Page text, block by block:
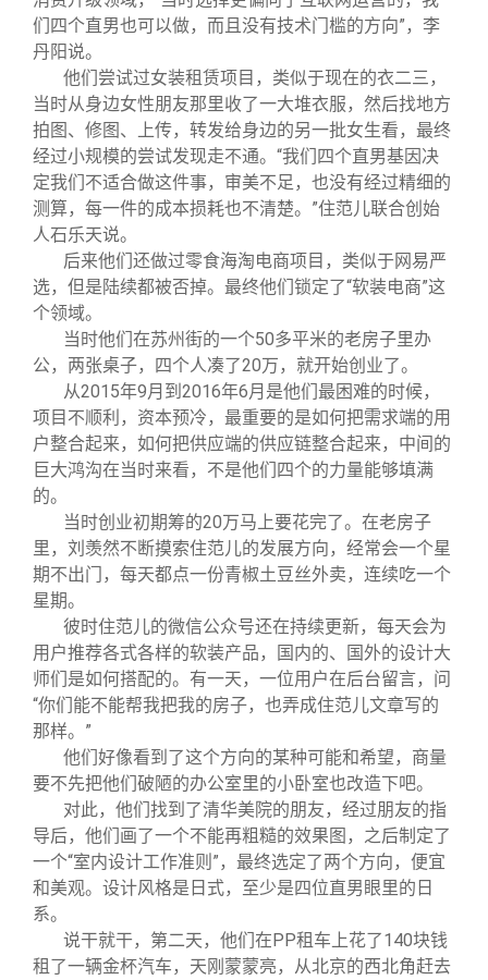
们四个直男也可以做，而且没有技术门槛的方向”，李
丹阳说。
他们尝试过女装租赁项目，类似于现在的衣二三，
当时从身边女性朋友那里收了一大堆衣服，然后找地方
拍图、修图、上传，转发给身边的另一批女生看，最终
经过小规模的尝试发现走不通。“我们四个直男基因决
定我们不适合做这件事，审美不足，也没有经过精细的
测算，每一件的成本损耗也不清楚。”住范儿联合创始
人石乐天说。
后来他们还做过零食海淘电商项目，类似于网易严
选，但是陆续都被否掉。最终他们锁定了“软装电商”这
个领域。
当时他们在苏州街的一个50多平米的老房子里办
公，两张桌子，四个人凑了20万，就开始创业了。
从2015年9月到2016年6月是他们最困难的时候，
项目不顺利，资本预冷，最重要的是如何把需求端的用
户整合起来，如何把供应端的供应链整合起来，中间的
巨大鸿沟在当时来看，不是他们四个的力量能够填满
的。
当时创业初期筹的20万马上要花完了。在老房子
里，刘羡然不断摸索住范儿的发展方向，经常会一个星
期不出门，每天都点一份青椒土豆丝外卖，连续吃一个
星期。
彼时住范儿的微信公众号还在持续更新，每天会为
用户推荐各式各样的软装产品，国内的、国外的设计大
师们是如何搭配的。有一天，一位用户在后台留言，问
“你们能不能帮我把我的房子，也弄成住范儿文章写的
那样。”
他们好像看到了这个方向的某种可能和希望，商量
要不先把他们破陋的办公室里的小卧室也改造下吧。
对此，他们找到了清华美院的朋友，经过朋友的指
导后，他们画了一个不能再粗糙的效果图，之后制定了
一个“室内设计工作准则”，最终选定了两个方向，便宜
和美观。设计风格是日式，至少是四位直男眼里的日
系。
说干就干，第二天，他们在PP租车上花了140块钱
租了一辆金杯汽车，天刚蒙蒙亮，从北京的西北角赶去